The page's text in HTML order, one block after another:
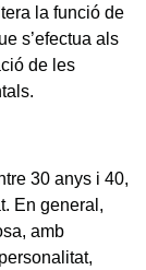
la funció de
s’efectua als
de les
30 anys i 40,
En general,
amb